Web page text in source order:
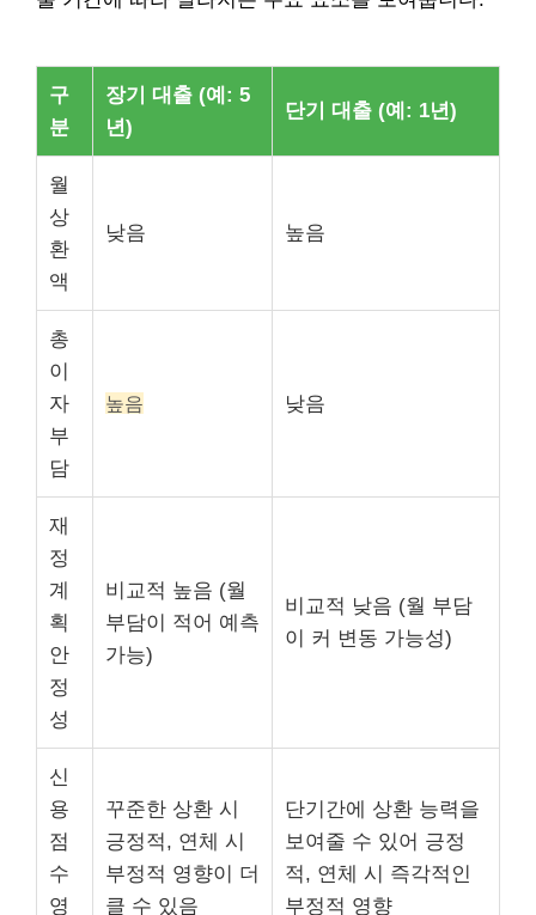
구
분
장기 대출 (예: 5
년)
단기 대출 (예: 1년)
월
상
환
액
낮음 높음
총
이
자
부
담
높음 낮음
재
정
계
획
안
정
성
비교적 높음 (월
부담이 적어 예측
가능)
비교적 낮음 (월 부담
이 커 변동 가능성)
신
용
점
수
영
꾸준한 상환 시
긍정적, 연체 시
부정적 영향이 더
클 수 있음
단기간에 상환 능력을
보여줄 수 있어 긍정
적, 연체 시 즉각적인
부정적 영향